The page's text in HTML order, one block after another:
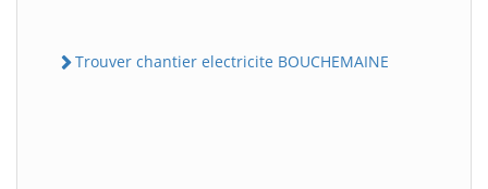
Trouver chantier electricite BOUCHEMAINE